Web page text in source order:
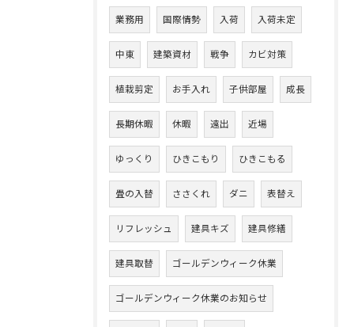
業務用 国際情勢 入荷 入荷未定
中東 建築資材 戦争 カビ対策
植栽剪定 お手入れ 子供部屋 成長
長期休暇 休暇 遠出 近場
ゆっくり ひきこもり ひきこもる
畳の入替 ささくれ ダニ 表替え
リフレッシュ 建具キズ 建具修繕
建具取替 ゴールデンウィーク休業
ゴールデンウィーク休業のお知らせ